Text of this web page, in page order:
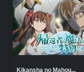
Kikansha no Mahou...